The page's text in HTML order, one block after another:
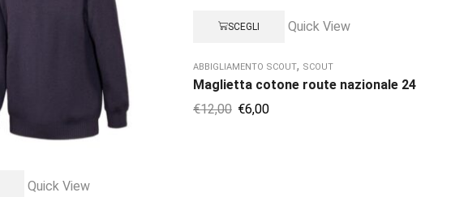
Quick View
SCEGLI Quick View
ABBIGLIAMENTO SCOUT, SCOUT
Maglietta cotone route nazionale 24
€12,00 €6,00